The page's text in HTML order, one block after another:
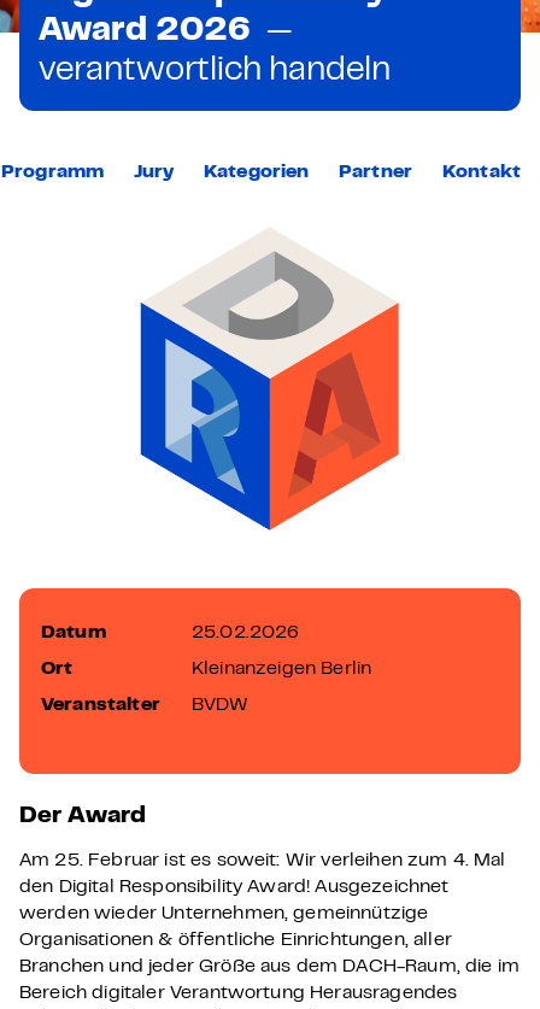
Award 2026 —
verantwortlich handeln
Programm Jury Kategorien Partner Kontakt
Der Award
Am 25. Februar ist es soweit: Wir verleihen zum 4. Mal
den Digital Responsibility Award! Ausgezeichnet
werden wieder Unternehmen, gemeinnützige
Organisationen & öffentliche Einrichtungen, aller
Branchen und jeder Größe aus dem DACH-Raum, die im
Bereich digitaler Verantwortung Herausragendes
Datum 25.02.2026
Ort Kleinanzeigen Berlin
Veranstalter BVDW